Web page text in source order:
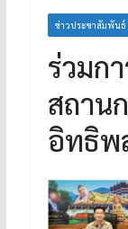
ข่าวประชาสัมพันธ์
ร่วมก
สถาน
อิทธิพ